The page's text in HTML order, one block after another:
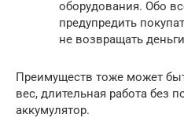
оборудования. Обо
предупредить
не возвращать
Преимуществ тоже может
вес, длительная работа без
аккумулятор.